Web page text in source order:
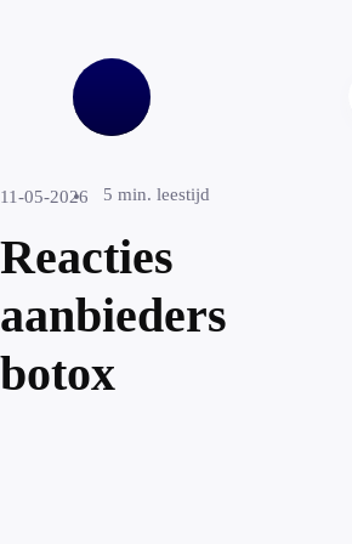
11-05-2026 5 min. leestijd
Reacties
aanbieders
botox